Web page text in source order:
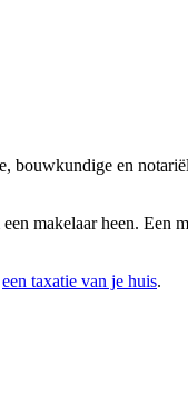
en
makelaar heen. Een
een taxatie van je huis.